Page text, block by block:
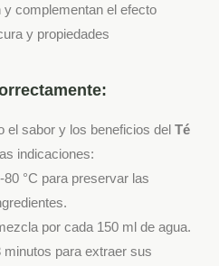
y complementan el efecto
y propiedades
el sabor y los beneficios del Té
indicaciones:
°C para preservar las
por cada 150 ml de agua.
minutos para extraer sus